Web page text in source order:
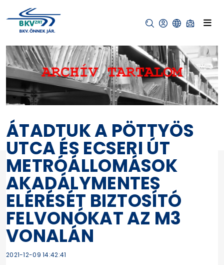
ÁTADTUK A PÖTTYÖS
UTCA ÉS ECSERI ÚT
METRÓÁLLOMÁSOK
AKADÁLYMENTES
ELÉRÉSÉT BIZTOSÍTÓ
FELVONÓKAT AZ M3
VONALÁN
2021-12-09 14:42:41